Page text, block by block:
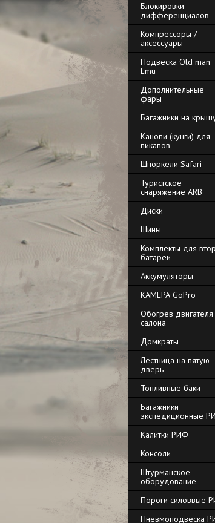
Блокировки
дифференциалов
Компрессоры /
аксессуары
Подвеска Old man
Emu
Дополнительные
фары
Багажники на
Канопи (кунги) для
пикапов
Шноркели Safari
Туристское
снаряжение ARB
Диски
Шины
Комплекты для
батареи
Аккумуляторы
КАМЕРА GoPro
Обогрев двигателя
салона
Домкраты
Лестница на пятую
дверь
Топливные баки
Багажники
экспедиционные
Калитки РИФ
Консоли
Штурманское
оборудование
Пороги силоввые
Пневмоподвеска